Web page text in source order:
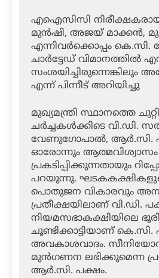
എഐസിസി നിരീക്ഷകരായ
മുൻഷി, അജയ് മാക്കൻ,
എന്നിവർക്കൊപ്പം
ചാർട്ടേഡ് വിമാനത്തിൽ
സംശയിച്ചിരുന്നെങ്കിലും
എന്ന് പിന്നീട് അറിയിച്ചു
മുഖ്യമന്ത്രി സ്ഥാനത്തെ
ചർച്ചകൾക്കിടെ വി.ഡി.
വേണുഗോപാൽ, ആർ.സി.
ഓരോന്നും ആത്മവിശ്വാസം
പ്രകടിപ്പിക്കുന്നതായും
പറയുന്നു.
പൊതുജന വികാരവും
പ്രതീക്ഷയിലാണ് വി.ഡി.
നിയമസഭാകക്ഷിയിലെ
ചൂണ്ടിക്കാട്ടിയാണ് കെ.സി.
അവകാശവാദം.
മുൻഗണന ലഭിക്കുമെന്ന
ആർ.സി. പക്ഷം.